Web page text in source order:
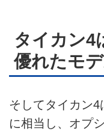
タイカン4
優れたモ
そしてタイカン
に相当し、オプ